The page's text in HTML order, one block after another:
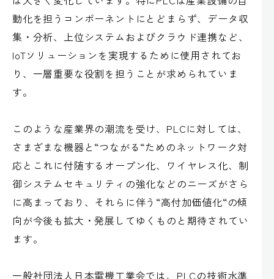
動化を担うコンポーネントにとどまらず、データ収
集・分析、上位システムおよびクラウド連携など、
IoTソリューションを実現するために使用されてお
り、一層重要な役割を担うことが求められていま
す。
このような産業界の潮流を受け、PLCに対しては、
さまざまな機器と“つながる“ためのネットワーク対
応とこれに付随するオープン化、ワイヤレス化、制
御システムセキュリティの強化などのニーズがさら
に高まっており、それらに伴う“高付加価値化“の傾
向が今後も拡大・発展してゆくものと期待されてい
ます。
一般社団法人日本電機工業会では、PLCの技術水準